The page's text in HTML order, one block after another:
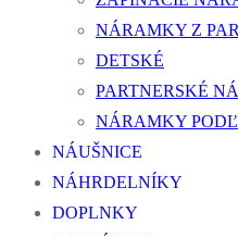
NÁRAMKY Z
DETSKÉ
PARTNERSKÉ
NÁRAMKY
NÁUŠNICE
NÁHRDELNÍKY
DOPLNKY